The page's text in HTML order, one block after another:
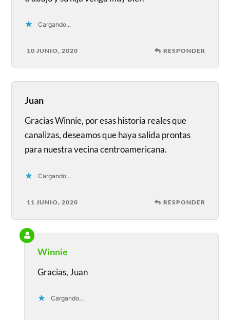
Cargando...
10 JUNIO, 2020 RESPONDER
Juan
Gracias Winnie, por esas historia reales que
canalizas, deseamos que haya salida prontas
para nuestra vecina centroamericana.
Cargando...
11 JUNIO, 2020 RESPONDER
Winnie
Gracias, Juan
Cargando...